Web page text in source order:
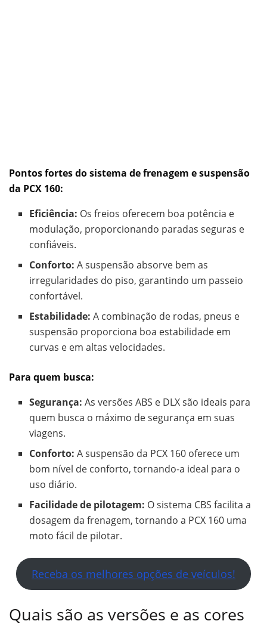
Pontos fortes do sistema de frenagem e suspensão
da PCX 160:
Eficiência: Os freios oferecem boa potência e
modulação, proporcionando paradas seguras e
confiáveis.
Conforto: A suspensão absorve bem as
irregularidades do piso, garantindo um passeio
confortável.
Estabilidade: A combinação de rodas, pneus e
suspensão proporciona boa estabilidade em
curvas e em altas velocidades.
Para quem busca:
Segurança: As versões ABS e DLX são ideais para
quem busca o máximo de segurança em suas
viagens.
Conforto: A suspensão da PCX 160 oferece um
bom nível de conforto, tornando-a ideal para o
uso diário.
Facilidade de pilotagem: O sistema CBS facilita a
dosagem da frenagem, tornando a PCX 160 uma
moto fácil de pilotar.
Receba os melhores opções de veículos!
Quais são as versões e as cores